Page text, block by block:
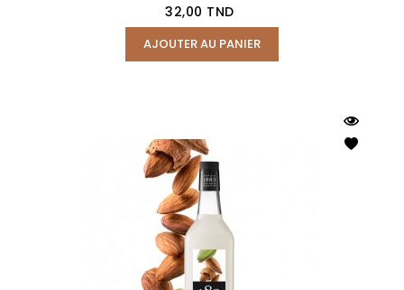
Prix
32,00 TND
AJOUTER AU PANIER